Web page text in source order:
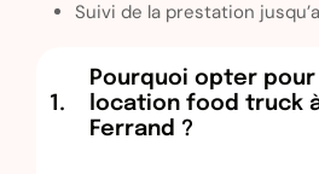
Suivi de la prestation
Pourquoi opter pour
location food truck
Ferrand ?